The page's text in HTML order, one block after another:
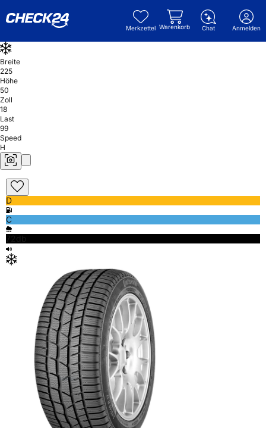
Merkzettel Warenkorb Chat Anmelden
Breite
225
Höhe
50
Zoll
18
Last
99
Speed
H
D
C
72db